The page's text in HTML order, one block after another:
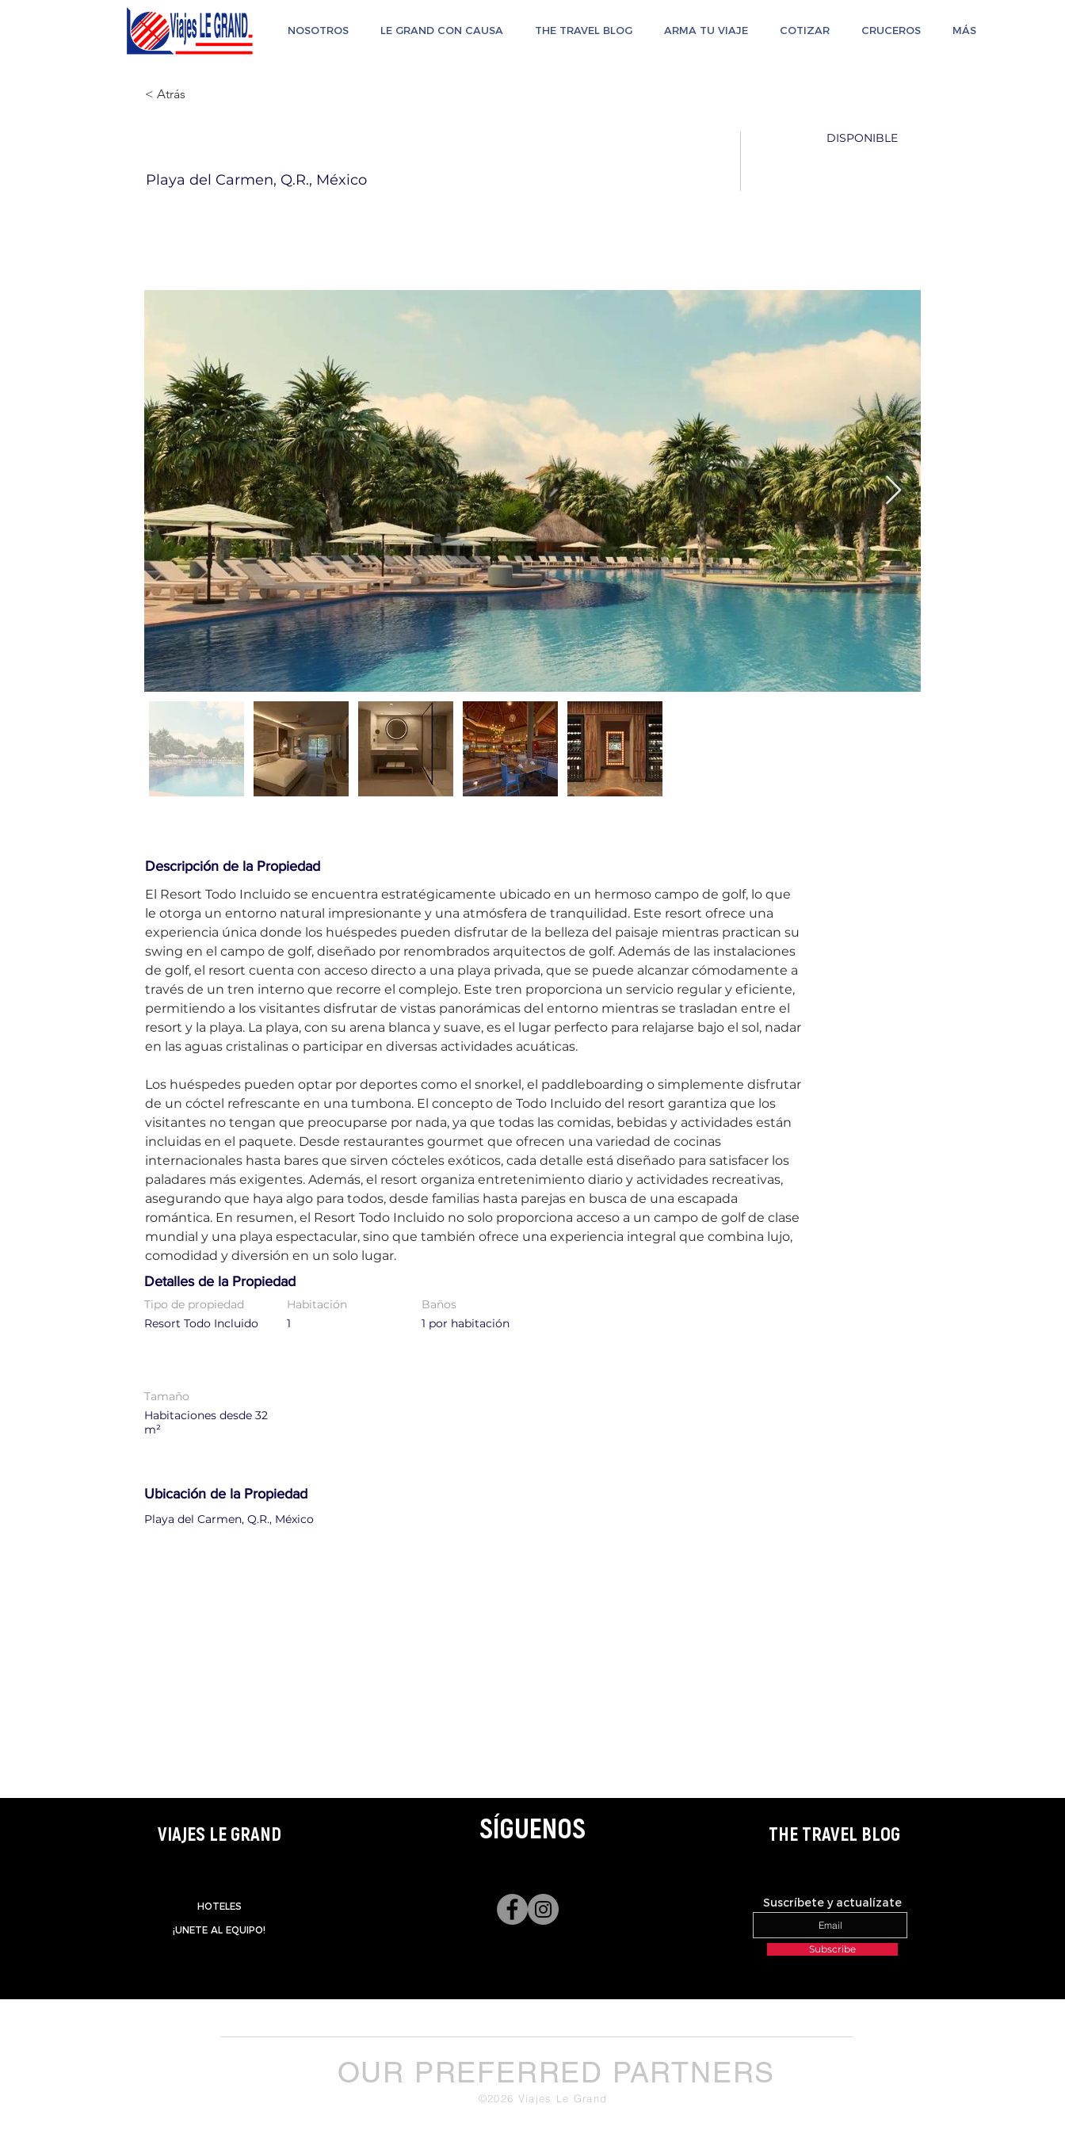
NOSOTROS LE GRAND CON CAUSA THE TRAVEL BLOG ARMA TU VIAJE COTIZAR CRUCEROS MÁS
< Atrás
Playa del Carmen, Q.R., México
DISPONIBLE
Descripción de la Propiedad
El Resort Todo Incluido se encuentra estratégicamente ubicado en un hermoso campo de golf, lo que
le otorga un entorno natural impresionante y una atmósfera de tranquilidad. Este resort ofrece una
experiencia única donde los huéspedes pueden disfrutar de la belleza del paisaje mientras practican su
swing en el campo de golf, diseñado por renombrados arquitectos de golf. Además de las instalaciones
de golf, el resort cuenta con acceso directo a una playa privada, que se puede alcanzar cómodamente a
través de un tren interno que recorre el complejo. Este tren proporciona un servicio regular y eficiente,
permitiendo a los visitantes disfrutar de vistas panorámicas del entorno mientras se trasladan entre el
resort y la playa. La playa, con su arena blanca y suave, es el lugar perfecto para relajarse bajo el sol, nadar
en las aguas cristalinas o participar en diversas actividades acuáticas.
Los huéspedes pueden optar por deportes como el snorkel, el paddleboarding o simplemente disfrutar
de un cóctel refrescante en una tumbona. El concepto de Todo Incluido del resort garantiza que los
visitantes no tengan que preocuparse por nada, ya que todas las comidas, bebidas y actividades están
incluidas en el paquete. Desde restaurantes gourmet que ofrecen una variedad de cocinas
internacionales hasta bares que sirven cócteles exóticos, cada detalle está diseñado para satisfacer los
paladares más exigentes. Además, el resort organiza entretenimiento diario y actividades recreativas,
asegurando que haya algo para todos, desde familias hasta parejas en busca de una escapada
romántica. En resumen, el Resort Todo Incluido no solo proporciona acceso a un campo de golf de clase
mundial y una playa espectacular, sino que también ofrece una experiencia integral que combina lujo,
comodidad y diversión en un solo lugar.
Detalles de la Propiedad
Tipo de propiedad
Resort Todo Incluido
Habitación
1
Baños
1 por habitación
Tamaño
Habitaciones desde 32
m²
Ubicación de la Propiedad
Playa del Carmen, Q.R., México
VIAJES LE GRAND
HOTELES
¡UNETE AL EQUIPO!
SÍGUENOS THE TRAVEL BLOG
Suscríbete y actualízate
Subscribe
©2026 Viajes Le Grand
OUR PREFERRED PARTNERS